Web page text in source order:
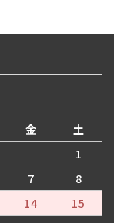
金
土
1
7
8
14
15